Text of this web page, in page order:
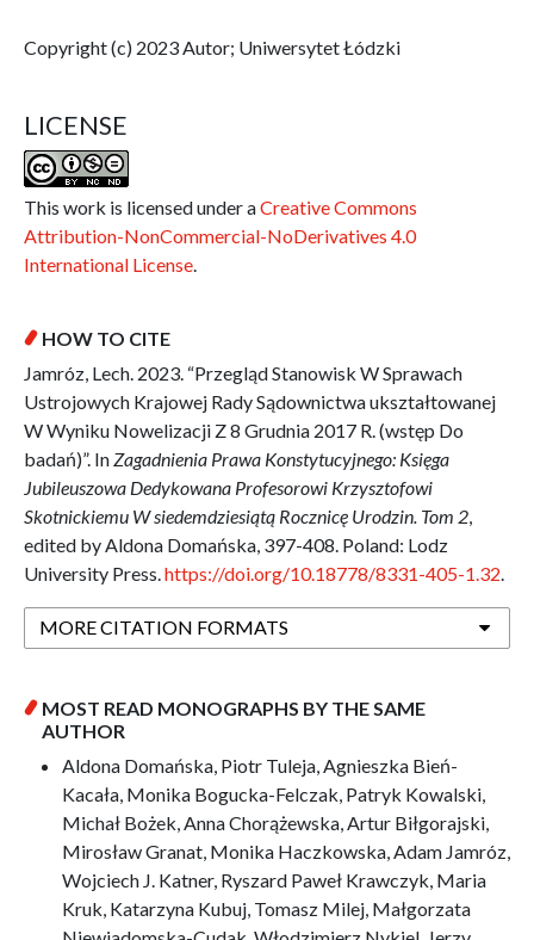
Copyright (c) 2023 Autor; Uniwersytet Łódzki
LICENSE
This work is licensed under aCreative Commons
Attribution-NonCommercial-NoDerivatives 4.0
International License.
HOW TO CITE
Jamróz, Lech. 2023. “Przegląd Stanowisk W Sprawach
Ustrojowych Krajowej Rady Sądownictwa ukształtowanej
W Wyniku Nowelizacji Z 8 Grudnia 2017 R. (wstęp Do
badań)”. InZagadnienia Prawa Konstytucyjnego: Księga
Jubileuszowa Dedykowana Profesorowi Krzysztofowi
Skotnickiemu W siedemdziesiątą Rocznicę Urodzin. Tom 2,
edited by Aldona Domańska, 397-408. Poland: Lodz
University Press.https://doi.org/10.18778/8331-405-1.32.
MORE CITATION FORMATS
MOST READ MONOGRAPHS BY THE SAME
AUTHOR
Aldona Domańska, Piotr Tuleja, Agnieszka Bień-
Kacała, Monika Bogucka-Felczak, Patryk Kowalski,
Michał Bożek, Anna Chorążewska, Artur Biłgorajski,
Mirosław Granat, Monika Haczkowska, Adam Jamróz,
Wojciech J. Katner, Ryszard Paweł Krawczyk, Maria
Kruk, Katarzyna Kubuj, Tomasz Milej, Małgorzata